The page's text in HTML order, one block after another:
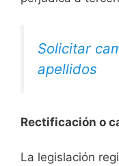
Solicitar
apellidos
Rectificación o
La legislación